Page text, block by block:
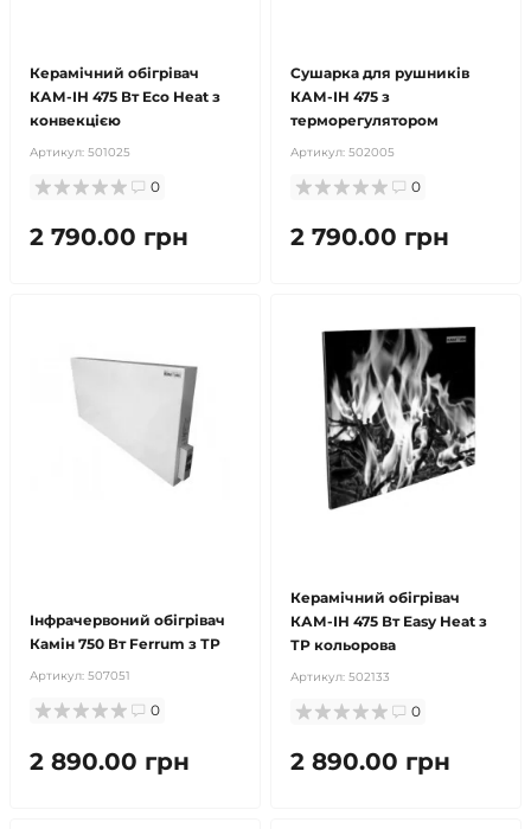
Керамічний обігрівач
КАМ-ІН 475 Вт Eco Heat з
конвекцією
Артикул: 501025
0
2 790.00 грн
Сушарка для рушників
КАМ-ІН 475 з
терморегулятором
Артикул: 502005
0
2 790.00 грн
Інфрачервоний обігрівач
Камін 750 Вт Ferrum з ТР
Артикул: 507051
0
2 890.00 грн
Керамічний обігрівач
КАМ-ІН 475 Вт Easy Heat з
ТР кольорова
Артикул: 502133
0
2 890.00 грн